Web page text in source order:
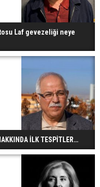
Laf gevezeliği neye
İLK TESPİTLER…